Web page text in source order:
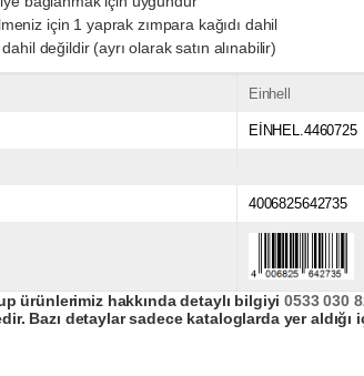
için 1 yaprak zımpara kağıdı dahil
değildir (ayrı olarak satın alınabilir)
Einhell
EİNHEL.4460725
4006825642735
ürünlerimiz hakkında detaylı bilgiyi0533 030
Bazı detaylar sadece kataloglarda yer